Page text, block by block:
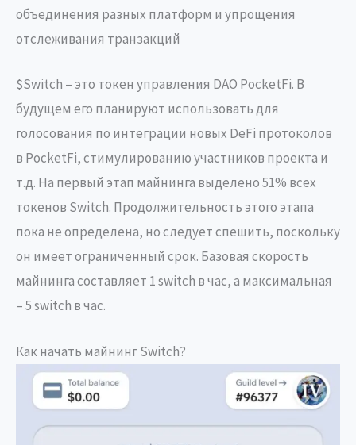
объединения разных платформ и упрощения
отслеживания транзакций
$Switch – это токен управления DAO PocketFi. В
будущем его планируют использовать для
голосования по интеграции новых DeFi протоколов
в PocketFi, стимулированию участников проекта и
т.д. На первый этап майнинга выделено 51% всех
токенов Switch. Продолжительность этого этапа
пока не определена, но следует спешить, поскольку
он имеет ограниченный срок. Базовая скорость
майнинга составляет 1 switch в час, а максимальная
– 5 switch в час.
Как начать майнинг Switch?